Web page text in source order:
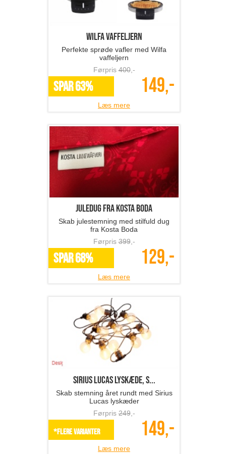
Wilfa vaffeljern
Perfekte sprøde vafler med Wilfa
vaffeljern
Førpris400,-
SPAR 63% 149,-
Læs mere
Juledug fra Kosta Boda
Skab julestemning med stilfuld dug
fra Kosta Boda
Førpris399,-
SPAR 68% 129,-
Læs mere
Sirius LUCAS lyskæde, s...
Skab stemning året rundt med Sirius
Lucas lyskæder
Førpris249,-
*Flere varianter 149,-
Læs mere